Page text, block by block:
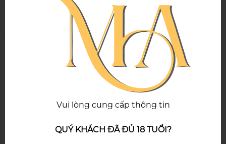
tết Minh An
là đơn vị UY TÍN HÀNG ĐẦU
trong dịch vụ cung
Nếu quý khách có nhu cầu thay đổi sản phẩm trong Hộp quà tết
Quà tết Minh An.
Chúng tôi nhận in Logo, tên công ty lên hộp :
- Hỗ trợ in logo decal dán với SL > 30 hộp miễn phí
Quà tết Minh Ansẽ tư vấn lựa chọn sản phẩm Hộp quà tết
Vui lòng cung cấp thông tin
QUÝ KHÁCH ĐÃ ĐỦ 18 TUỔI?